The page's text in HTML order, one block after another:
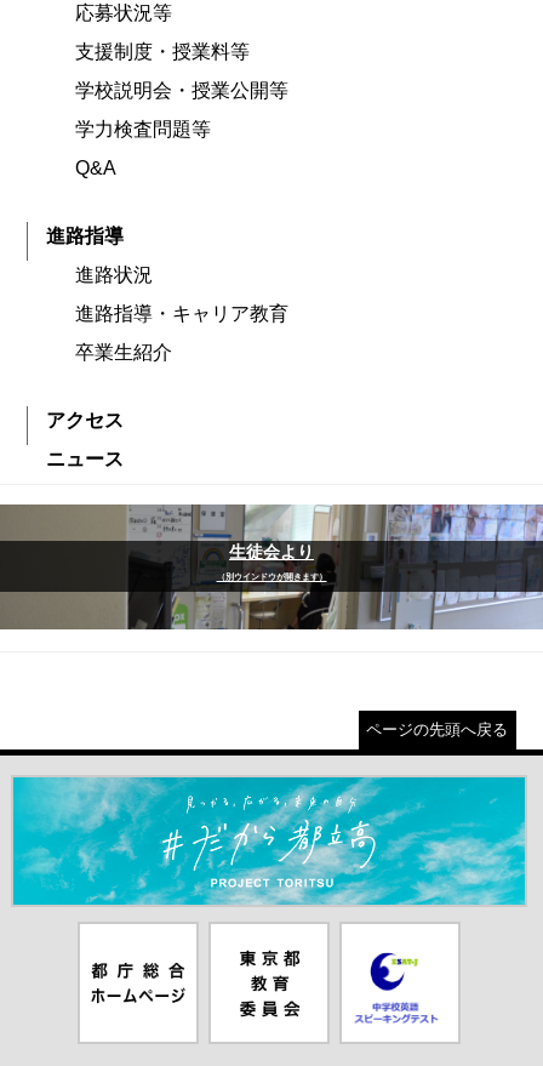
応募状況等
支援制度・授業料等
学校説明会・授業公開等
学力検査問題等
Q&A
進路指導
進路状況
進路指導・キャリア教育
卒業生紹介
アクセス
ニュース
生徒会より
（別ウインドウが開きます）
ページの先頭へ戻る
＃だから都立高（別ウインドウが開きます）
ムページ（別
ウインドウが
員会（別ウイ
ンドウが開き
ピーキングテ
スト（別ウイ
ンドウが開き